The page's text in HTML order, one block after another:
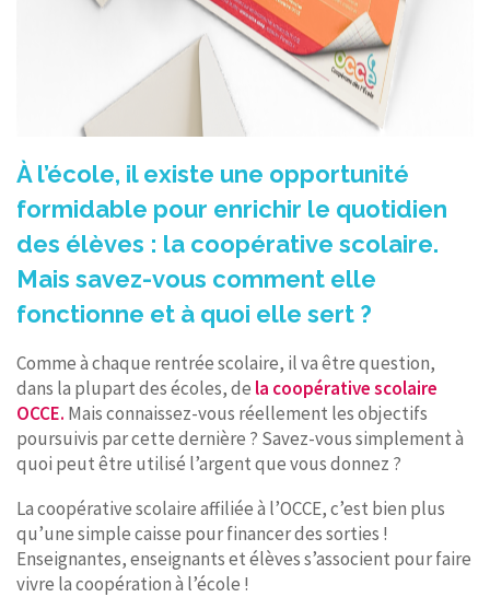
À l’école, il existe une opportunité
formidable pour enrichir le quotidien
des élèves : la coopérative scolaire.
Mais savez-vous comment elle
fonctionne et à quoi elle sert ?
Comme à chaque rentrée scolaire, il va être question,
dans la plupart des écoles, de la coopérative scolaire
OCCE. Mais connaissez-vous réellement les objectifs
poursuivis par cette dernière ? Savez-vous simplement à
quoi peut être utilisé l’argent que vous donnez ?
La coopérative scolaire affiliée à l’OCCE, c’est bien plus
qu’une simple caisse pour financer des sorties !
Enseignantes, enseignants et élèves s’associent pour faire
vivre la coopération à l’école !